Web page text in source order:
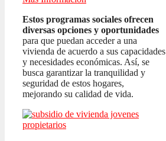
Estos programas sociales ofrecen
diversas opciones y oportunidades
para que puedan acceder a una
vivienda de acuerdo a sus capacidades
y necesidades económicas. Así, se
busca garantizar la tranquilidad y
seguridad de estos hogares,
mejorando su calidad de vida.